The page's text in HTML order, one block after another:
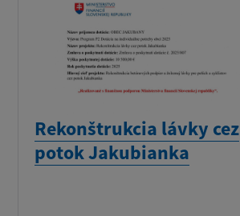
Rekonštrukcia lávky cez
potok Jakubianka